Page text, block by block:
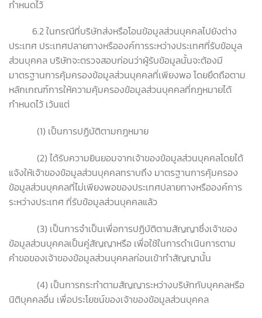
กำหนดไว้
6.2 ในกรณีที่บริษัทส่งหรือโอนข้อมูลส่วนบุคคลไปยังต่าง
ประเทศ ประเทศปลายทางหรือองค์การระหว่างประเทศที่รับข้อมูล
ส่วนบุคคล บริษัทจะตรวจสอบก่อนว่าผู้รับข้อมูลนั้นจะต้องมี
มาตรฐานการคุ้มครองข้อมูลส่วนบุคคลที่เพียงพอ โดยยึดถือตาม
หลักเกณฑ์การให้ความคุ้มครองข้อมูลส่วนบุคคลที่กฎหมายได้
กำหนดไว้ เว้นแต่
(1) เป็นการปฏิบัติตามกฎหมาย
(2) ได้รับความยินยอมจากเจ้าของข้อมูลส่วนบุคคลโดยได้
แจ้งให้เจ้าของข้อมูลส่วนบุคคลทราบถึง มาตรฐานการคุ้มครอง
ข้อมูลส่วนบุคคลที่ไม่เพียงพอของประเทศปลายทางหรือองค์การ
ระหว่างประเทศ ที่รับข้อมูลส่วนบุคคลแล้ว
(3) เป็นการจำเป็นเพื่อการปฏิบัติตามสัญญาซึ่งเจ้าของ
ข้อมูลส่วนบุคคลเป็นคู่สัญญาหรือ เพื่อใช้ในการดำเนินการตาม
คำขอของเจ้าของข้อมูลส่วนบุคคลก่อนเข้าทำสัญญานั้น
(4) เป็นการกระทำตามสัญญาระหว่างบริษัทกับบุคคลหรือ
นิติบุคคลอื่น เพื่อประโยชน์ของเจ้าของข้อมูลส่วนบุคคล